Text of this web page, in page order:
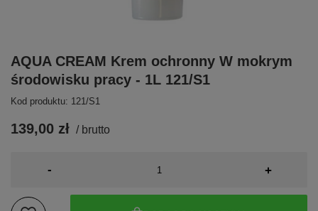
AQUA CREAM Krem ochronny W mokrym
środowisku pracy - 1L 121/S1
Kod produktu: 121/S1
139,00 zł / brutto
- +